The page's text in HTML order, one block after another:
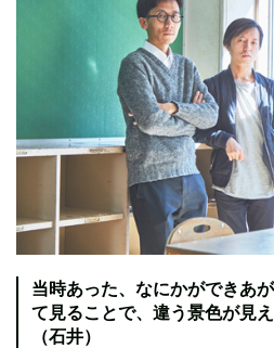
当時あった、なにかができあ
て見ることで、違う景色が見
（石井）